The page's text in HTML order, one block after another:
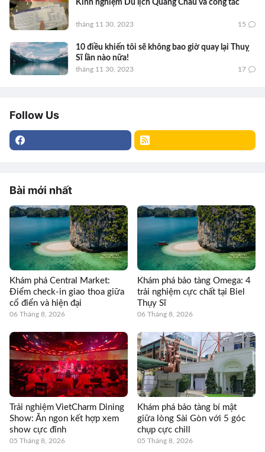
Kinh nghiệm Du lịch Quảng Châu và công tác
tháng 11 30, 2023 15
10 điều khiến tôi sẽ không bao giờ quay lại Thuỵ
Sĩ lần nào nữa!
tháng 11 30, 2023 17
Follow Us
Bài mới nhất
Khám phá Central Market:
Điểm check-in giao thoa giữa
cổ điển và hiện đại
06 Tháng 8, 2026
Khám phá bảo tàng Omega: 4
trải nghiệm cực chất tại Biel
Thụy Sĩ
06 Tháng 8, 2026
Trải nghiệm VietCharm Dining
Show: Ăn ngon kết hợp xem
show cực đỉnh
05 Tháng 8, 2026
Khám phá bảo tàng bí mật
giữa lòng Sài Gòn với 5 góc
chụp cực chill
05 Tháng 8, 2026